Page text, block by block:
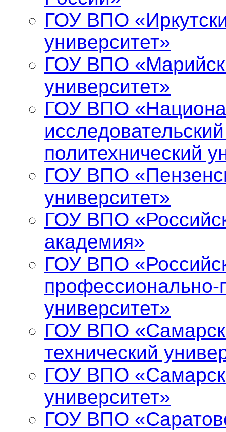
ГОУ ВПО
университет»
ГОУ ВПО
университет»
ГОУ ВПО
политехнический
ГОУ ВПО
университет»
ГОУ ВПО
академия»
ГОУ ВПО
профессионально-
университет»
ГОУ ВПО
технический
ГОУ ВПО
университет»
ГОУ ВПО